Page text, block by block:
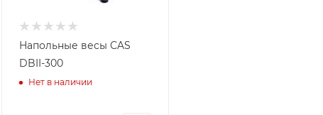
Напольные весы CAS
DBII-300
Нет в наличии